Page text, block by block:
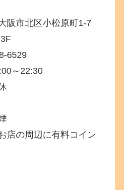
阪市北区小松原町1-7
6529
～22:30
の周辺に有料コイン